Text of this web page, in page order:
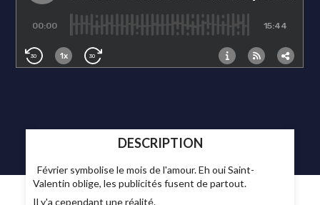
DESCRIPTION
Février symbolise le mois de l'amour. Eh oui Saint-
Valentin oblige, les publicités fusent de partout.
Il y'a cependant une réalité.